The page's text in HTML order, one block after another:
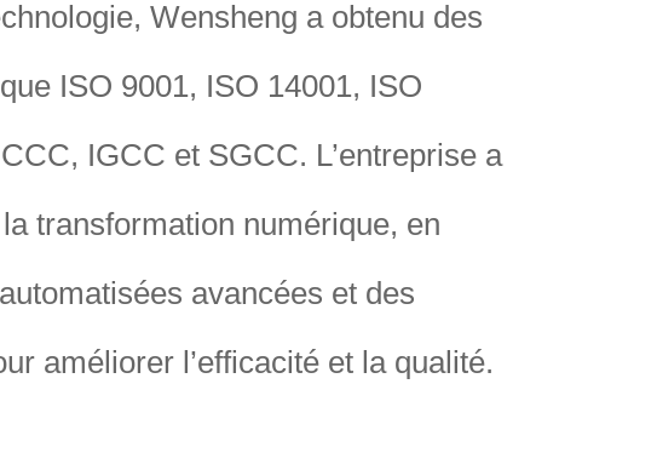
Wensheng a obtenu des
ISO 9001, ISO 14001, ISO
IGCC et SGCC. L’entreprise a
transformation numérique, en
avancées et des
améliorer l’efficacité et la qualité.